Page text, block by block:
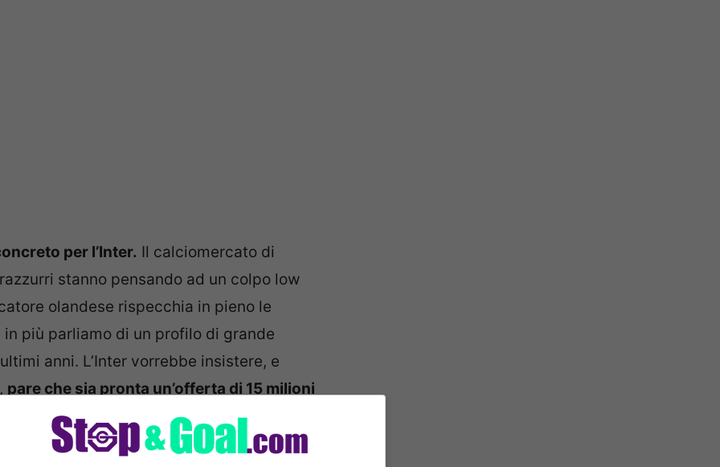
per l’Inter. Il calciomercato di
stanno pensando ad un colpo low
olandese rispecchia in pieno le
più parliamo di un profilo di grande
anni. L’Inter vorrebbe insistere, e
, pare che sia pronta un’offerta di 15 milioni
e coraggiosa, e che potrebbe
d’Europa delle ultime due stagioni.